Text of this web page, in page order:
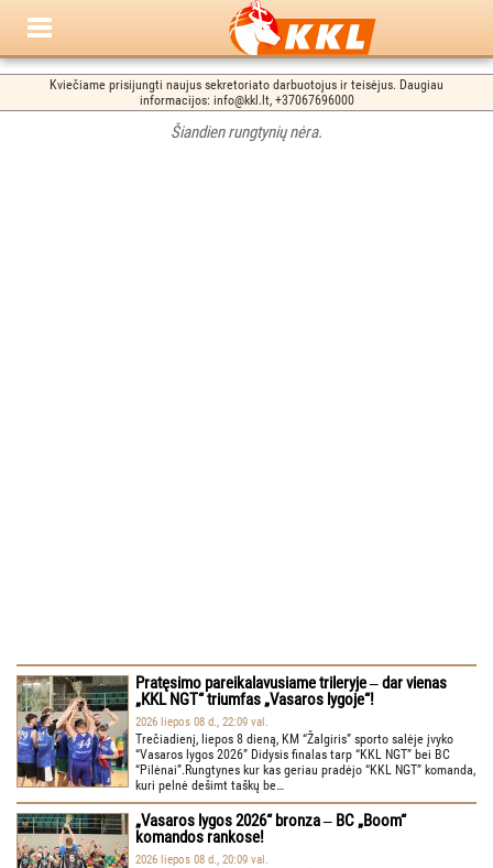
Kviečiame prisijungti naujus sekretoriato darbuotojus ir teisėjus. Daugiau
informacijos: info@kkl.lt, +37067696000
Šiandien rungtynių nėra.
Pratęsimo pareikalavusiame trileryje ‒ dar vienas
„KKL NGT“ triumfas „Vasaros lygoje“!
2026 liepos 08 d., 22:09 val.
Trečiadienį, liepos 8 dieną, KM “Žalgiris” sporto salėje įvyko
“Vasaros lygos 2026” Didysis finalas tarp “KKL NGT” bei BC
“Pilėnai”.Rungtynes kur kas geriau pradėjo “KKL NGT” komanda,
kuri pelnė dešimt taškų be…
„Vasaros lygos 2026“ bronza ‒ BC „Boom“
komandos rankose!
2026 liepos 08 d., 20:09 val.